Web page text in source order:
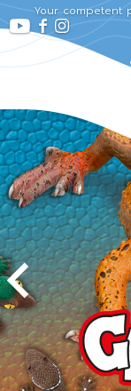
Your competent